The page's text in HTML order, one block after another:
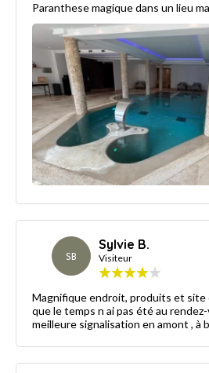
Paranthese magique dans un lieu
SB
Sylvie B.
Visiteur
Magnifique endroit, produits et site
que le temps n ai pas été au
meilleure signalisation en amont , à